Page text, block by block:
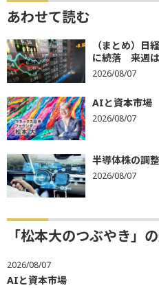
あわせて読む
（まとめ）日
に続落 来週
2026/08/07
AIと資本市場
2026/08/07
半導体株の調
2026/08/07
「松本大のつぶやき」
2026/08/07
AIと資本市場